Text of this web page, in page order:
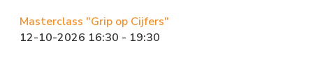
Masterclass "Grip op Cijfers"
12-10-2026 16:30 - 19:30